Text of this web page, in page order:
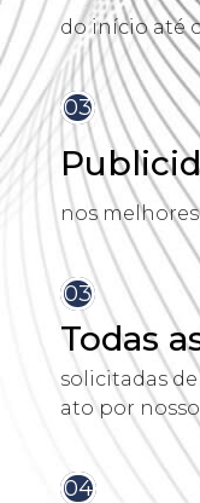
do início até
03
nos
03
Todas
solicitadas
ato por
04